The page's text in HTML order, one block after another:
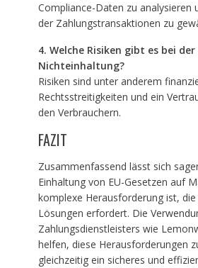
Compliance-Daten zu analysieren
der Zahlungstransaktionen zu
4. Welche Risiken gibt es bei der
Nichteinhaltung?
Risiken sind unter anderem
Rechtsstreitigkeiten und ein
den Verbrauchern.
FAZIT
Zusammenfassend lässt sich
Einhaltung von EU-Gesetzen auf
komplexe Herausforderung ist,
Lösungen erfordert. Die
Zahlungsdienstleisters wie
helfen, diese Herausforderungen
gleichzeitig ein sicheres und